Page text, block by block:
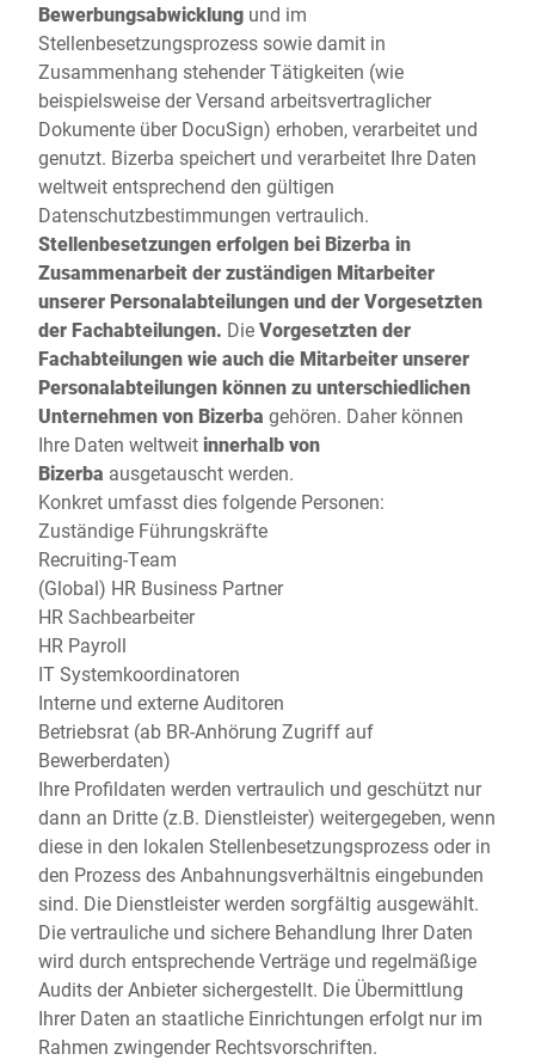
Bewerbungsabwicklung und im
Stellenbesetzungsprozess sowie damit in
Zusammenhang stehender Tätigkeiten (wie
beispielsweise der Versand arbeitsvertraglicher
Dokumente über DocuSign) erhoben, verarbeitet und
genutzt. Bizerba speichert und verarbeitet Ihre Daten
weltweit entsprechend den gültigen
Datenschutzbestimmungen vertraulich.
Stellenbesetzungen erfolgen bei Bizerba in
Zusammenarbeit der zuständigen Mitarbeiter
unserer Personalabteilungen und der Vorgesetzten
der Fachabteilungen. DieVorgesetzten der
Fachabteilungen wie auch die Mitarbeiter unserer
Personalabteilungen können zu unterschiedlichen
Unternehmen von Bizerba gehören. Daher können
Ihre Daten weltweitinnerhalb von
Bizerba ausgetauscht werden.
Konkret umfasst dies folgende Personen:
Zuständige Führungskräfte
Recruiting-Team
(Global) HR Business Partner
HR Sachbearbeiter
HR Payroll
IT Systemkoordinatoren
Interne und externe Auditoren
Betriebsrat (ab BR-Anhörung Zugriff auf
Bewerberdaten)
Ihre Profildaten werden vertraulich und geschützt nur
dann an Dritte (z.B. Dienstleister) weitergegeben, wenn
diese in den lokalen Stellenbesetzungsprozess oder in
den Prozess des Anbahnungsverhältnis eingebunden
sind. Die Dienstleister werden sorgfältig ausgewählt.
Die vertrauliche und sichere Behandlung Ihrer Daten
wird durch entsprechende Verträge und regelmäßige
Audits der Anbieter sichergestellt. Die Übermittlung
Ihrer Daten an staatliche Einrichtungen erfolgt nur im
Rahmen zwingender Rechtsvorschriften.